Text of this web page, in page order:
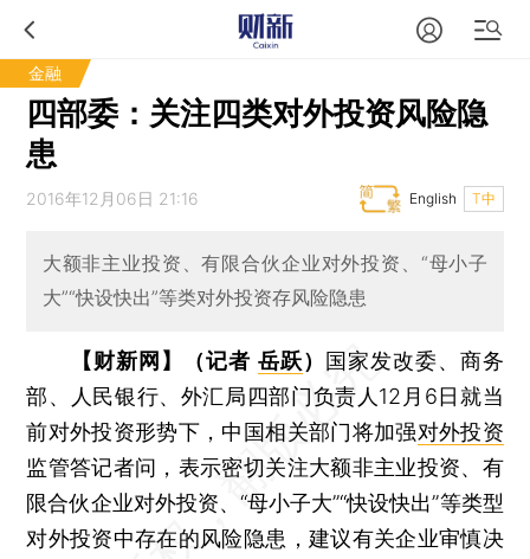
金融
四部委：关注四类对外投资风险隐
患
2016年12月06日 21:16 T中
English
大额非主业投资、有限合伙企业对外投资、“母小子
大”“快设快出”等类对外投资存风险隐患
【财新网】（记者 岳跃）
国家发改委、商务
部、人民银行、外汇局四部门负责人12月6日就当
前对外投资形势下，中国相关部门将加强对外投资
监管答记者问，表示密切关注大额非主业投资、有
限合伙企业对外投资、“母小子大”“快设快出”等类型
对外投资中存在的风险隐患，建议有关企业审慎决